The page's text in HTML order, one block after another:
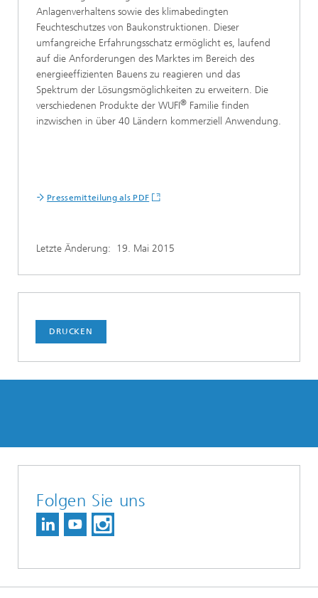
Anlagenverhaltens sowie des klimabedingten
Feuchteschutzes von Baukonstruktionen. Dieser
umfangreiche Erfahrungsschatz ermöglicht es, laufend
auf die Anforderungen des Marktes im Bereich des
energieeffizienten Bauens zu reagieren und das
Spektrum der Lösungsmöglichkeiten zu erweitern. Die
verschiedenen Produkte der WUFI® Familie finden
inzwischen in über 40 Ländern kommerziell Anwendung.
Pressemitteilung als PDF
Letzte Änderung: 19. Mai 2015
DRUCKEN
Folgen Sie uns